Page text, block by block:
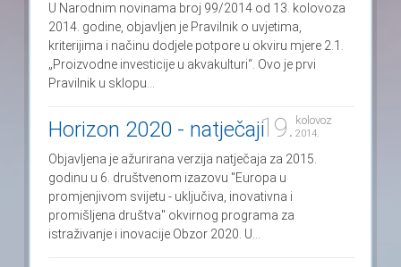
U Narodnim novinama broj 99/2014 od 13. kolovoza
2014. godine, objavljen je Pravilnik o uvjetima,
kriterijima i načinu dodjele potpore u okviru mjere 2.1.
„Proizvodne investicije u akvakulturi“. Ovo je prvi
Pravilnik u sklopu...
19. kolovoz
2014.
Horizon 2020 - natječaji
Objavljena je ažurirana verzija natječaja za 2015.
godinu u 6. društvenom izazovu "Europa u
promjenjivom svijetu - uključiva, inovativna i
promišljena društva" okvirnog programa za
istraživanje i inovacije Obzor 2020. U...